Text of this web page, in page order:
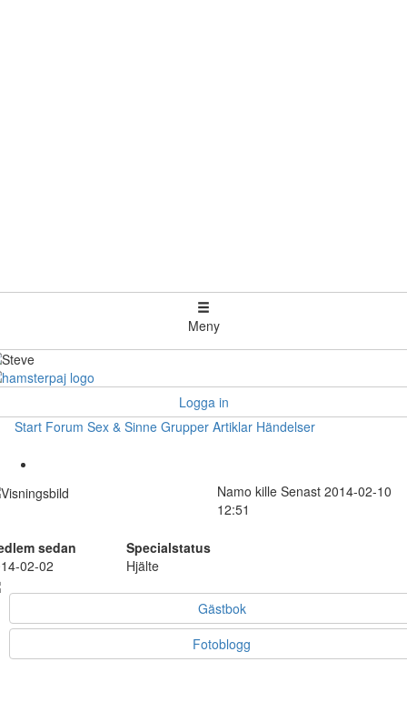
Meny
Logga in
Start Forum Sex & Sinne Grupper Artiklar Händelser
Namo kille Senast 2014-02-10
12:51
sedan
Specialstatus
02-02
Hjälte
Gästbok
Fotoblogg